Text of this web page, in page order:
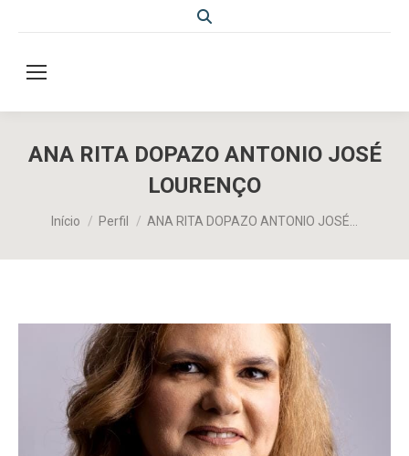
Search:
ANA RITA DOPAZO ANTONIO JOSÉ
LOURENÇO
Início Perfil ANA RITA DOPAZO ANTONIO JOSÉ…